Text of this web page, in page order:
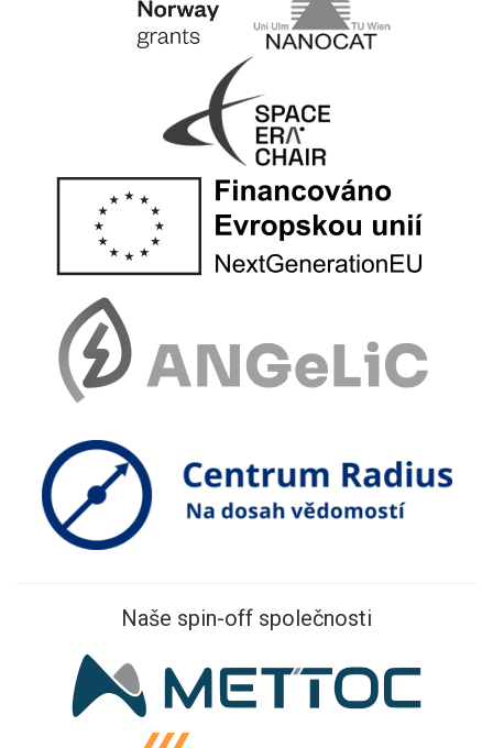
Naše spin-off společnosti